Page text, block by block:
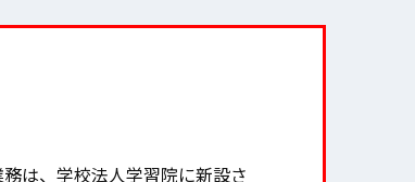
は、学校法人学習院に新設さ